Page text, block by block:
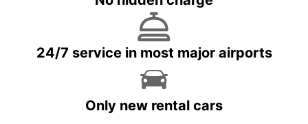
24/7 service in most major airports
Only new rental cars